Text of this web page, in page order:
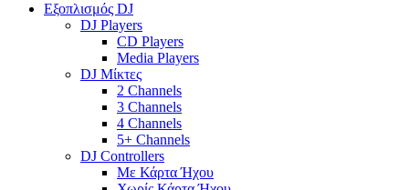
Εξοπλισμός DJ
DJ Players
CD Players
Media Players
DJ Μίκτες
2 Channels
3 Channels
4 Channels
5+ Channels
DJ Controllers
Με Κάρτα Ήχου